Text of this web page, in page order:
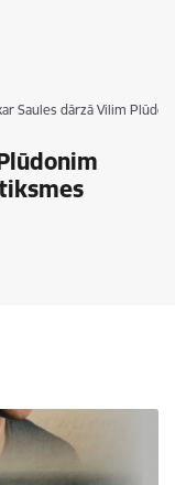
Saules dārzā Vilim